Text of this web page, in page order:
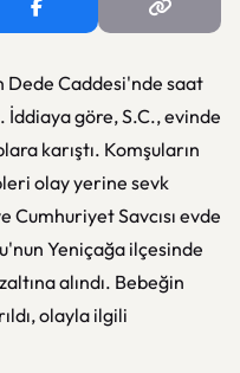
Caddesi'nde saat
İddiaya göre, S.C., evinde
karıştı. Komşuların
olay yerine sevk
Savcısı evde
Yeniçağa ilçesinde
alındı. Bebeğin
olayla ilgili